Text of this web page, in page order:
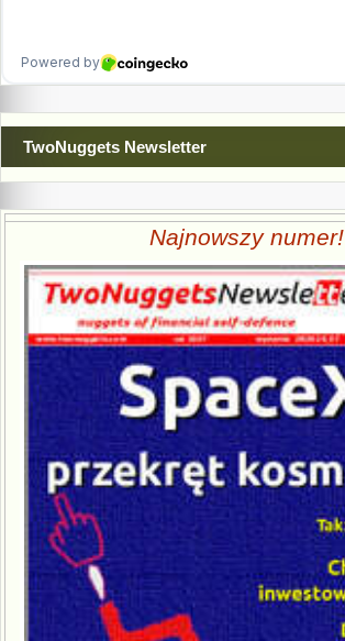
TwoNuggets Newsletter
Najnowszy numer!